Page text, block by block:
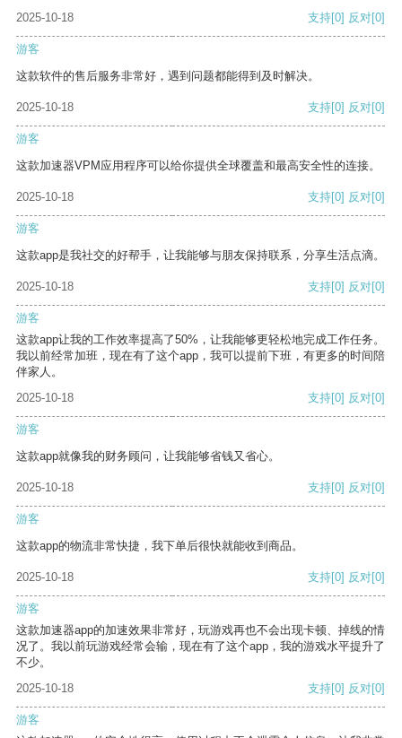
2025-10-18
支持[0] 反对[0]
游客
这款软件的售后服务非常好，遇到问题都能得到及时解决。
2025-10-18 支持[0] 反对[0]
游客
这款加速器VPM应用程序可以给你提供全球覆盖和最高安全性的连接。
2025-10-18 支持[0] 反对[0]
游客
这款app是我社交的好帮手，让我能够与朋友保持联系，分享生活点滴。
2025-10-18 支持[0] 反对[0]
游客
这款app让我的工作效率提高了50%，让我能够更轻松地完成工作任务。
我以前经常加班，现在有了这个app，我可以提前下班，有更多的时间陪
伴家人。
2025-10-18
支持[0] 反对[0]
游客
这款app就像我的财务顾问，让我能够省钱又省心。
2025-10-18 支持[0] 反对[0]
游客
这款app的物流非常快捷，我下单后很快就能收到商品。
2025-10-18 支持[0] 反对[0]
游客
这款加速器app的加速效果非常好，玩游戏再也不会出现卡顿、掉线的情
况了。我以前玩游戏经常会输，现在有了这个app，我的游戏水平提升了
不少。
2025-10-18
支持[0] 反对[0]
游客